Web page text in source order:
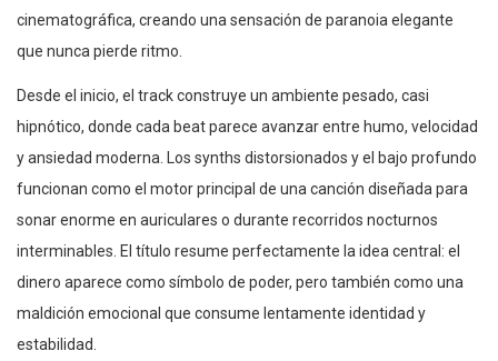
cinematográfica, creando una sensación de paranoia elegante
que nunca pierde ritmo.
Desde el inicio, el track construye un ambiente pesado, casi
hipnótico, donde cada beat parece avanzar entre humo, velocidad
y ansiedad moderna. Los synths distorsionados y el bajo profundo
funcionan como el motor principal de una canción diseñada para
sonar enorme en auriculares o durante recorridos nocturnos
interminables. El título resume perfectamente la idea central: el
dinero aparece como símbolo de poder, pero también como una
maldición emocional que consume lentamente identidad y
estabilidad.